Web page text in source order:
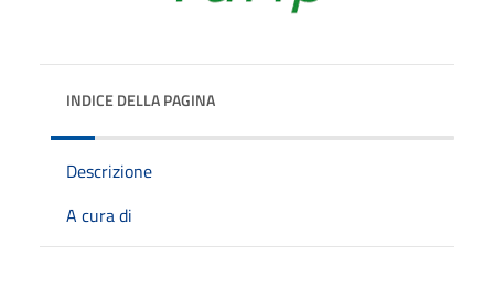
INDICE DELLA PAGINA
Descrizione
A cura di